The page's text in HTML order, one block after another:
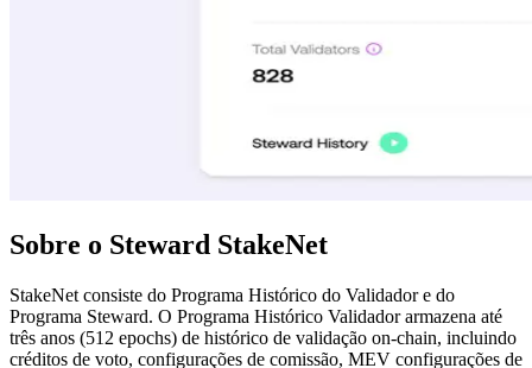
Sobre o Steward StakeNet
StakeNet consiste do Programa Histórico do Validador e do
Programa Steward. O Programa Histórico Validador armazena até
três anos (512 epochs) de histórico de validação on-chain, incluindo
créditos de voto, configurações de comissão, MEV configurações de